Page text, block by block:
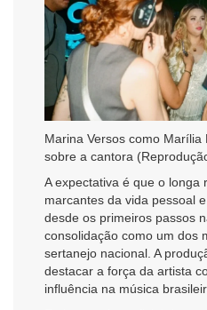
Marina Versos como
sobre a cantora
A expectativa é que o longa
marcantes da vida pessoal
desde os primeiros passos
consolidação como um dos
sertanejo nacional. A
destacar a força da artista
influência na música